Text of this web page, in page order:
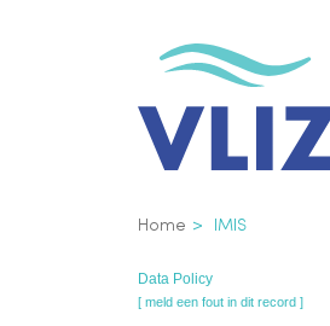
Kruimelpad
Home IMIS
Data Policy
[ meld een fout in dit record ]